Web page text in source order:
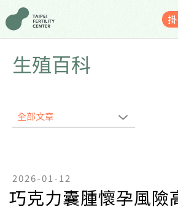
生殖百科
全部文章
2026-01-12
巧克力囊腫懷孕風險